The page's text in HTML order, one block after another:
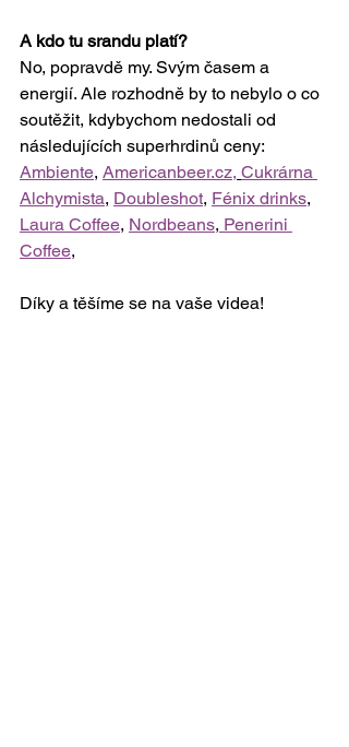
A kdo tu srandu platí?
No, popravdě my. Svým časem a
energií. Ale rozhodně by to nebylo o co
soutěžit, kdybychom nedostali od
následujících superhrdinů ceny:
Ambiente, Americanbeer.cz, Cukrárna
Alchymista, Doubleshot, Fénix drinks,
Laura Coffee, Nordbeans, Penerini
Coffee,
Díky a těšíme se na vaše videa!